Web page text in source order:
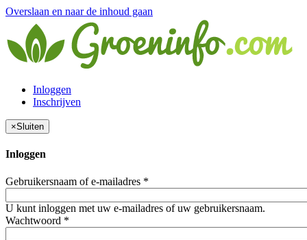
Overslaan en naar de inhoud gaan
Inloggen
Inschrijven
×Sluiten
Inloggen
Gebruikersnaam of e-mailadres *
U kunt inloggen met uw e-mailadres of uw gebruikersnaam.
Wachtwoord *